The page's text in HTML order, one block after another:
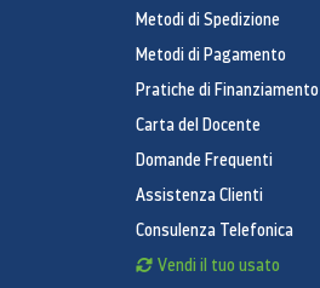
Metodi di Spedizione
Metodi di Pagamento
Pratiche di Finanziamento
Carta del Docente
Domande Frequenti
Assistenza Clienti
Consulenza Telefonica
Vendi il tuo usato